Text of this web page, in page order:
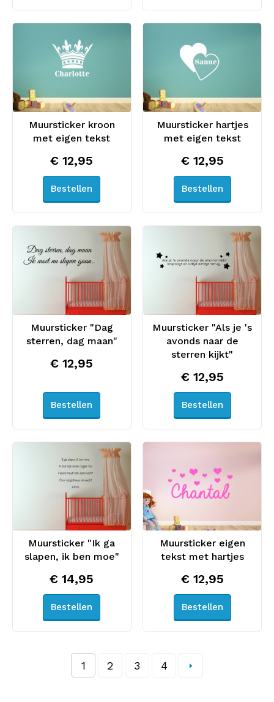
Muursticker kroon
met eigen tekst
€ 12,95
Bestellen
Muursticker hartjes
met eigen tekst
€ 12,95
Bestellen
Muursticker "Dag
sterren, dag maan"
€ 12,95
Bestellen
Muursticker "Als je 's
avonds naar de
sterren kijkt"
€ 12,95
Bestellen
Muursticker "Ik ga
slapen, ik ben moe"
€ 14,95
Bestellen
Muursticker eigen
tekst met hartjes
€ 12,95
Bestellen
1 2 3 4